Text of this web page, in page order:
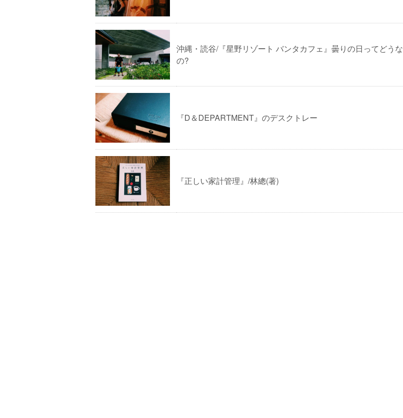
沖縄・読谷/『星野リゾート バンタカフェ』曇りの日ってどうな
の?
『D＆DEPARTMENT』のデスクトレー
『正しい家計管理』/林總(著)